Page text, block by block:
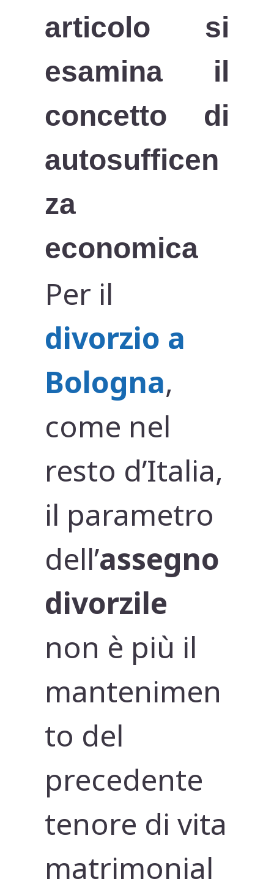
articolo si
esamina il
concetto di
autosufficen
za
economica
Per il
divorzio a
Bologna,
come nel
resto d’Italia,
il parametro
dell’assegno
divorzile
non è più il
mantenimen
to del
precedente
tenore di vita
matrimonial